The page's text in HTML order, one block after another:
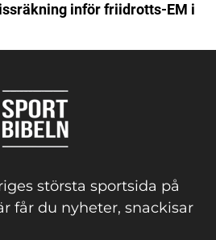
inför friidrotts-EM i
största sportsida på
får du nyheter, snackisar